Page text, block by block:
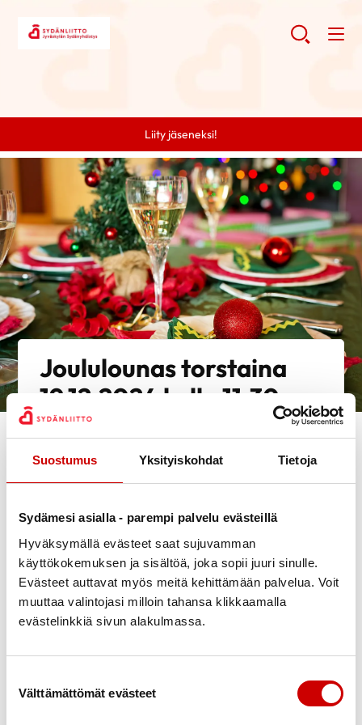
Suostumus Yksityiskohdat Tietoja
Sydämesi asialla - parempi palvelu evästeillä
Hyväksymällä evästeet saat sujuvamman
käyttökokemuksen ja sisältöä, joka sopii juuri sinulle.
Evästeet auttavat myös meitä kehittämään palvelua. Voit
muuttaa valintojasi milloin tahansa klikkaamalla
evästelinkkiä sivun alakulmassa.
Välttämättömät evästeet
Liity jäseneksi!
Joululounas torstaina
19.12.2024 kello 11:30 –
14:00
Joulu tulee tänäkin vuonna. Nautimme perinteisen
joululounaan ravintola Priimuksessa, Taulumäentie 45,
painamalla näet joululounaan menun.
Menu_2024
Joululounaan hinta on 40 euroa. Ilmoittautumiset ja
maksut 1.12.2024 mennessä Jyväskylän
Sydänyhdistykseen, puh. 050 501 8882 TAI
Kerrothan ilmoittautumisen yhteydessä mahdollisista